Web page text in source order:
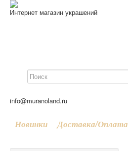
Интернет магазин украшений
info@muranoland.ru
Новинки Доставка/Оплата